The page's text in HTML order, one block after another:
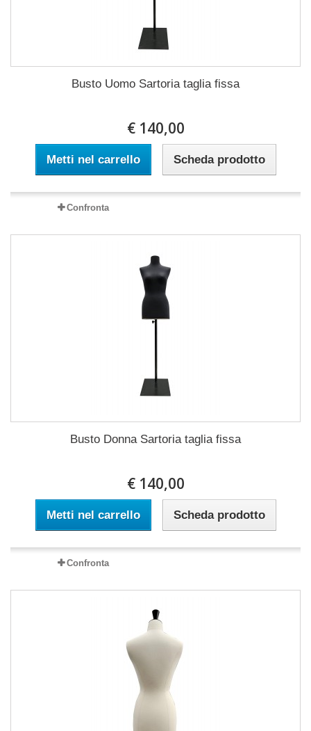
Busto Uomo Sartoria taglia fissa
€ 140,00
Metti nel carrello Scheda prodotto
Confronta
Busto Donna Sartoria taglia fissa
€ 140,00
Metti nel carrello Scheda prodotto
Confronta